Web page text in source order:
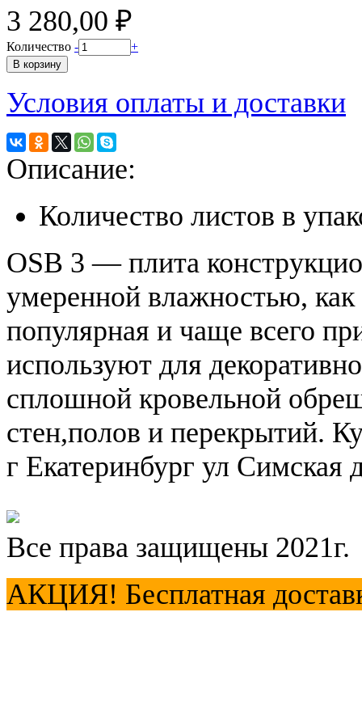
3 280,00 ₽
Количество - +
Условия оплаты и доставки
Описание:
Количество листов в
OSB 3 — плита
умеренной влажностью,
популярная и чаще всего
используют для
сплошной кровельной
стен,полов и перекрытий.
г Екатеринбург ул Симская
Все права защищены 2021г.
АКЦИЯ! Бесплатная